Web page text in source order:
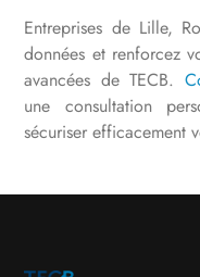
Entreprises de Lille,
données et renforcez
avancées de TECB.
une consultation
sécuriser efficacement